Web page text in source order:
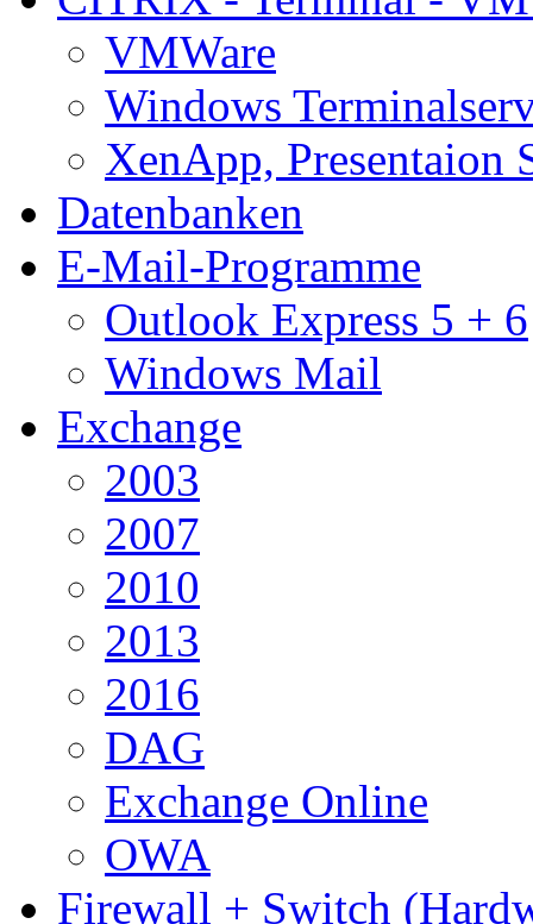
VMWare
Windows
XenApp, Presentaion
Datenbanken
E-Mail-Programme
Outlook Express 5 + 6
Windows Mail
Exchange
2003
2007
2010
2013
2016
DAG
Exchange Online
OWA
Firewall + Switch